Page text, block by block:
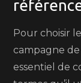
Pour choisir
campagne
essentiel de